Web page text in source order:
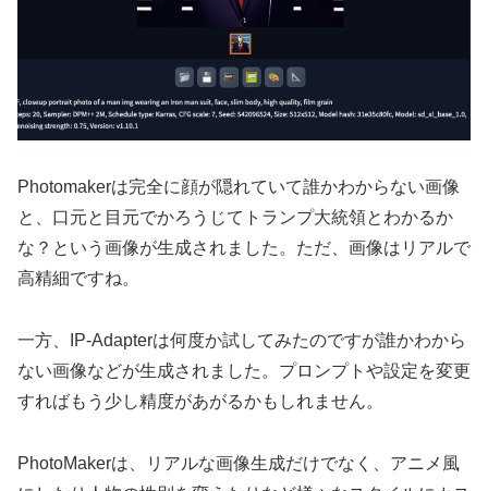
Photomakerは完全に顔が隠れていて誰かわからない画像
と、口元と目元でかろうじてトランプ大統領とわかるか
な？という画像が生成されました。ただ、画像はリアルで
高精細ですね。
一方、IP-Adapterは何度か試してみたのですが誰かわから
ない画像などが生成されました。プロンプトや設定を変更
すればもう少し精度があがるかもしれません。
PhotoMakerは、リアルな画像生成だけでなく、アニメ風